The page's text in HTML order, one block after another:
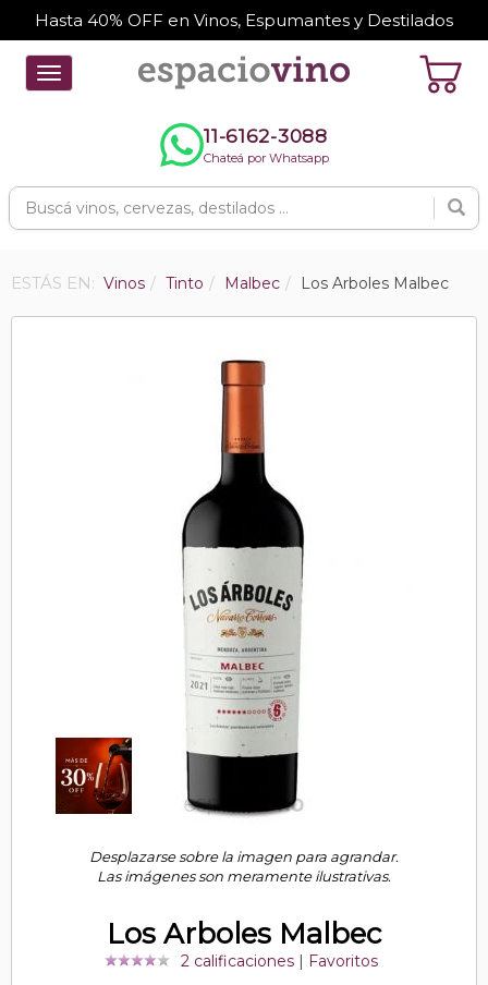
Hasta 40% OFF en Vinos, Espumantes y Destilados
Toggle
navigation
11-6162-3088
Chateá por Whatsapp
ESTÁS EN: Vinos Tinto Malbec Los Arboles Malbec
Desplazarse sobre la imagen para agrandar.
Las imágenes son meramente ilustrativas.
Los Arboles Malbec
2 calificaciones| Favoritos